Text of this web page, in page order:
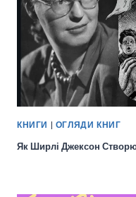
КНИГИ ОГЛЯДИ КНИГ
Як Ширлі Джексон